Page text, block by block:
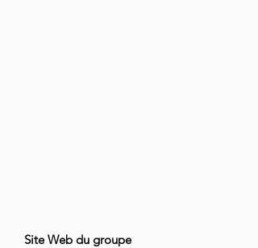
Site Web du groupe